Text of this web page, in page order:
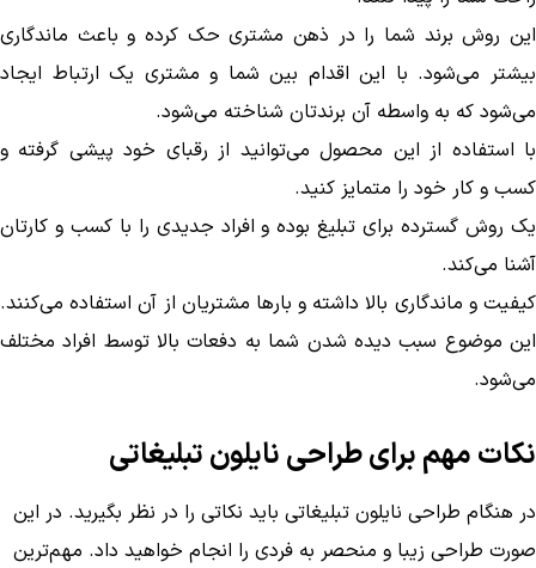
این روش برند شما را در ذهن مشتری حک کرده و باعث ماندگاری
بیشتر می‌شود. با این اقدام بین شما و مشتری یک ارتباط ایجاد
می‌شود که به واسطه آن برندتان شناخته می‌شود.
با استفاده از این محصول می‌توانید از رقبای خود پیشی گرفته و
کسب و کار خود را متمایز کنید.
یک روش گسترده برای تبلیغ بوده و افراد جدیدی را با کسب و کارتان
آشنا می‌کند.
کیفیت و ماندگاری بالا داشته و بار‌ها مشتریان از آن استفاده می‌کنند.
این موضوع سبب دیده شدن شما به دفعات بالا توسط افراد مختلف
می‌شود.
نکات مهم برای طراحی نایلون تبلیغاتی
در هنگام طراحی نایلون تبلیغاتی باید نکاتی را در نظر بگیرید. در این
صورت طراحی زیبا و منحصر به فردی را انجام خواهید داد. مهم‌ترین